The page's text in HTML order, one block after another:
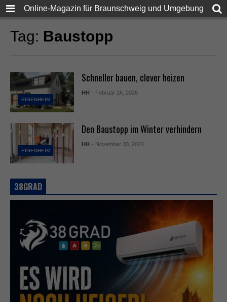
Online-Magazin für Braunschweig und Umgebung
Tag: Baustopp
EIGENHEIM
Schneller bauen, clever heizen
HH - Februar 16, 2026
EIGENHEIM
Den Baustopp im Winter verhindern
HH - November 30, 2024
38GRAD